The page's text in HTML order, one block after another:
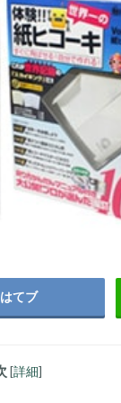
はてブ
[詳細]